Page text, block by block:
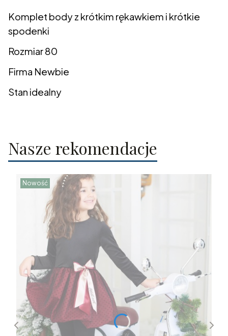
Komplet body z krótkim rękawkiem i krótkie
spodenki
Rozmiar 80
Firma Newbie
Stan idealny
Nasze rekomendacje
Nowość